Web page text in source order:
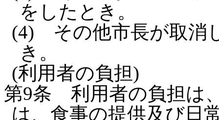
をしたとき。
(4) その他市長が取消
き。
(利用者の負担)
第9条 利用者の負担は
は、食事の提供及び日